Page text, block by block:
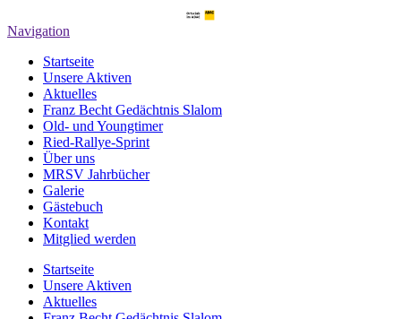
Navigation
Startseite
Unsere Aktiven
Aktuelles
Franz Becht Gedächtnis Slalom
Old- und Youngtimer
Ried-Rallye-Sprint
Über uns
MRSV Jahrbücher
Galerie
Gästebuch
Kontakt
Mitglied werden
Startseite
Unsere Aktiven
Aktuelles